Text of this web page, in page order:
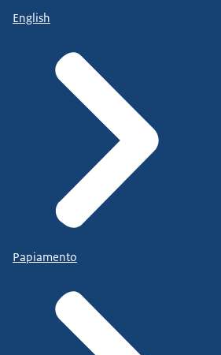
English
Papiamento